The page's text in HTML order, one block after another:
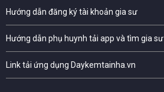
Hướng dẫn đăng ký tài khoản gia sư
Hướng dẫn phụ huynh tải app và tìm gia sư
Link tải ứng dụng Daykemtainha.vn